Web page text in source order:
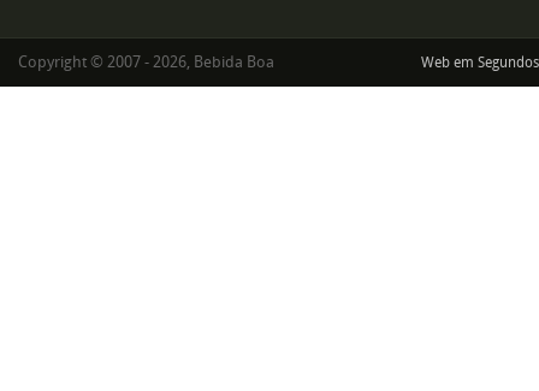
Copyright © 2007 - 2026, Bebida Boa Web em Segundos